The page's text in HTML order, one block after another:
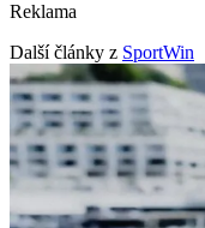
Reklama
Další články z SportWin